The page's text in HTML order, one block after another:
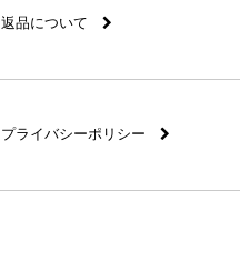
返品について
プライバシーポリシー